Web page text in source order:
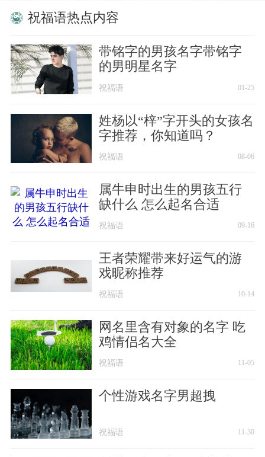
祝福语热点内容
带铭字的男孩名字带铭字
的男明星名字
祝福语 01-25
姓杨以“梓”字开头的女孩名
字推荐，你知道吗？
祝福语 08-06
属牛申时出生的男孩五行
缺什么 怎么起名合适
祝福语 09-16
王者荣耀带来好运气的游
戏昵称推荐
祝福语 10-14
网名里含有对象的名字 吃
鸡情侣名大全
祝福语 11-05
个性游戏名字男超拽
祝福语 11-30